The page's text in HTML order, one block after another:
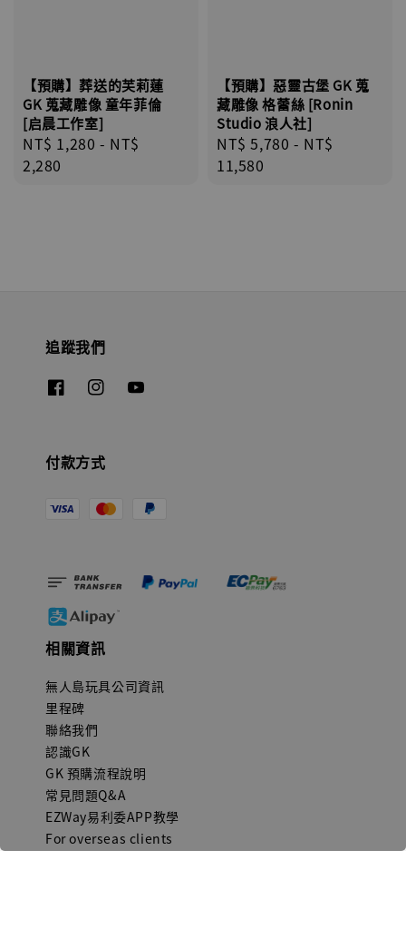
【預購】葬送的芙莉蓮
GK 蒐藏雕像 童年菲倫
[启晨工作室]
Regular
price
NT$ 1,280 - NT$
2,280
【預購】惡靈古堡 GK 蒐
藏雕像 格蕾絲 [Ronin
Studio 浪人社]
Regular
price
NT$ 5,780 - NT$
11,580
追蹤我們
付款方式
相關資訊
無人島玩具公司資訊
里程碑
聯絡我們
認識GK
GK 預購流程說明
常見問題Q&A
EZWay易利委APP教學
For overseas clients